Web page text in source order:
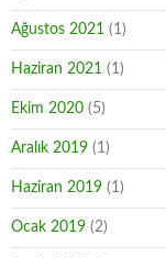
Ağustos 2021 (1)
Haziran 2021 (1)
Ekim 2020 (5)
Aralık 2019 (1)
Haziran 2019 (1)
Ocak 2019 (2)